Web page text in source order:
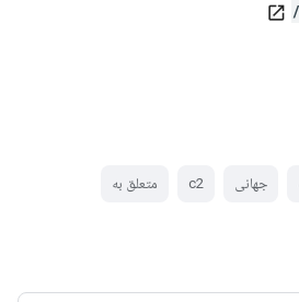
open_in_new
جهانی c2 متعلق به